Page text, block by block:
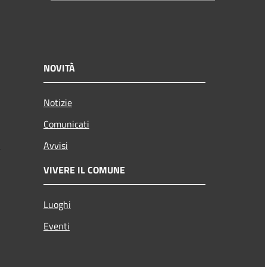
NOVITÀ
Notizie
Comunicati
Avvisi
VIVERE IL COMUNE
Luoghi
Eventi